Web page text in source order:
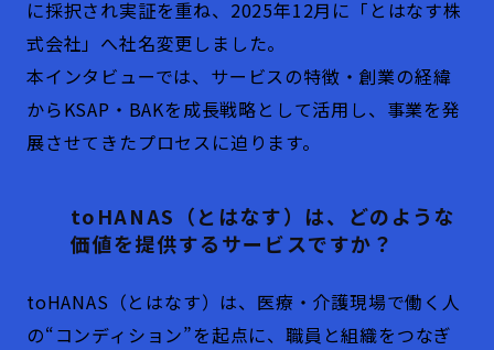
に採択され実証を重ね、2025年12月に「とはなす株
式会社」へ社名変更しました。
本インタビューでは、サービスの特徴・創業の経緯
からKSAP・BAKを成長戦略として活用し、事業を発
展させてきたプロセスに迫ります。
toHANAS（とはなす）は、どのような
価値を提供するサービスですか？
toHANAS（とはなす）は、医療・介護現場で働く人
の“コンディション”を起点に、職員と組織をつなぎ